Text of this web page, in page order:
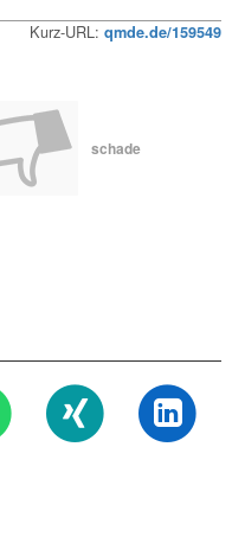
Kurz-URL: qmde.de/159549
schade